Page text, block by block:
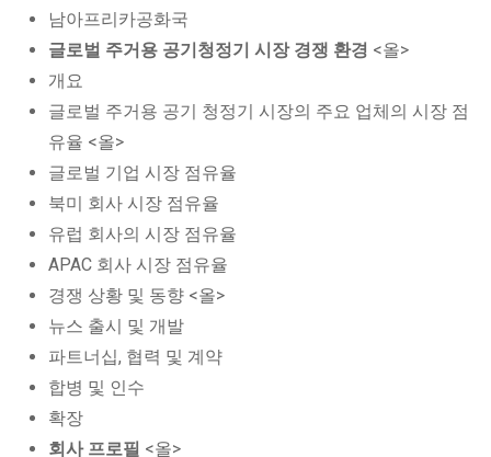
남아프리카공화국
글로벌 주거용 공기청정기 시장 경쟁 환경 <올>
개요
글로벌 주거용 공기 청정기 시장의 주요 업체의 시장 점
유율 <올>
글로벌 기업 시장 점유율
북미 회사 시장 점유율
유럽 회사의 시장 점유율
APAC 회사 시장 점유율
경쟁 상황 및 동향 <올>
뉴스 출시 및 개발
파트너십, 협력 및 계약
합병 및 인수
확장
회사 프로필 <올>